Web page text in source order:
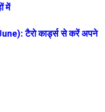
में
टैरो कार्ड्स से करें अपने